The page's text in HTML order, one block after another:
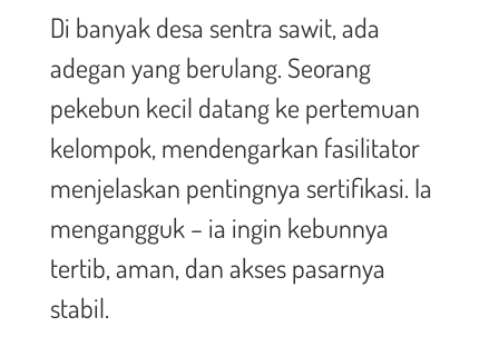
Di banyak desa sentra sawit, ada
adegan yang berulang. Seorang
pekebun kecil datang ke pertemuan
kelompok, mendengarkan fasilitator
menjelaskan pentingnya sertifikasi. Ia
mengangguk – ia ingin kebunnya
tertib, aman, dan akses pasarnya
stabil.